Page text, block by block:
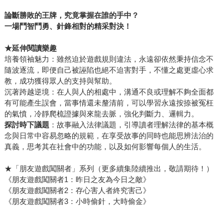
論斷勝敗的王牌，究竟掌握在誰的手中？
一場鬥智鬥勇、針鋒相對的精采對決！
★延伸閱讀樂趣
培養領袖魅力：雖然迫於遊戲規則違法，永遠卻依然秉持信念不
隨波逐流，即便自己被誣陷也絕不迫害對手，不懂之處更虛心求
教，成功獲得眾人的支持與幫助。
沉著跨越逆境：在人與人的相處中，溝通不良或理解不夠全面都
有可能產生誤會，當事情還未釐清前，可以學習永遠按捺被冤枉
的氣憤，冷靜爬梳證據與來龍去脈，強化判斷力、邏輯力。
探討時下議題 ：故事融入法律議題，引導讀者理解法律的基本概
念與日常中容易忽略的規範，在享受故事的同時也能思辨法治的
真義，思考其在社會中的功能，以及如何影響每個人的生活。
★「朋友遊戲闖關者」系列（更多續集陸續推出，敬請期待！）
《朋友遊戲闖關者1：昨日之友為今日之敵》
《朋友遊戲闖關者2：存心害人者終究害己》
《朋友遊戲闖關者3：小時偷針，大時偷金》